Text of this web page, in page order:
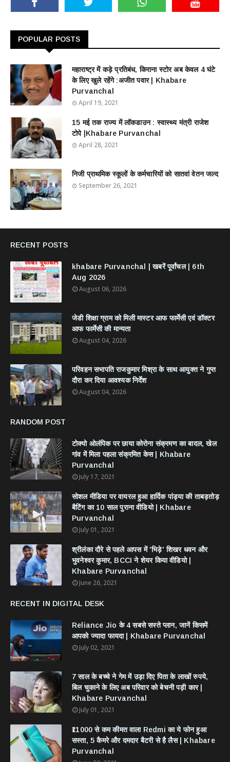
POPULAR POSTS
महाराष्ट्र में कड़े प्रतिबंध, किराना स्टोर अब केवल 4 घंटे
के लिए खुले रहेंगे :अजीत पवार | Khabare
Purvanchal
April 19, 2021
15 मई तक राज्य में लॉकडाउन : स्वास्थ्य मंत्री राजेश
टोपे |Khabare Purvanchal
April 28, 2021
निजी प्राथमिक स्कूलों के कर्मचारियों को सातवां वेतन जल्द
September 26, 2021
RECENT POSTS
khabare Purvanchal | खबरें पूर्वांचल | 6th
Aug 2026
August 06, 2026
जेडी शिक्षा ग्राम को मिली मास्टर आफ फार्मेसी एवं डॉक्टर
आफ फार्मेसी की मान्यता
August 04, 2026
परिवहन सभापति राजकुमार मिश्रा के साथ आयुक्त ने गुप्त
दौरा कर दिया आवश्यक निर्देश
August 04, 2026
RANDOM POST
टोक्यो ओलंपिक पर छाया कोरोना संक्रमण का बादल, खेल
गांव में मिला पहला संक्रमित केस | Khabare
Purvanchal
July 17, 2021
सोशल मीडिया पर वायरल हुआ हार्दिक पांड्या की ताबड़तोड़
बैटिंग का 10 साल पुराना वीडियो | Khabare
Purvanchal
July 01, 2021
श्रीलंका दौरे से पहले आपस में 'भिड़े' शिखर धवन और
भुवनेश्वर कुमार, BCCI ने शेयर किया वीडियो |
Khabare Purvanchal
June 26, 2021
RECENT IN DIGITAL DESK
Reliance Jio के 4 सबसे सस्ते प्लान, जानें किसमें
आपको ज्यादा फायदा | Khabare Purvanchal
July 02, 2021
7 साल के बच्चे ने गेम में उड़ा दिए पिता के लाखों रुपये,
बिल चुकाने के लिए अब परिवार को बेचनी पड़ी कार |
Khabare Purvanchal
July 01, 2021
₹11000 से कम कीमत वाला Redmi का ये फोन हुआ
सस्ता, 5 कैमरे और दमदार बैटरी से है लैस | Khabare
Purvanchal